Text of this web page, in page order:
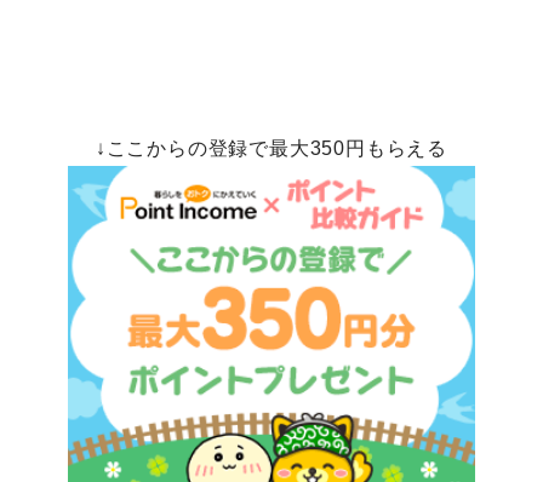
↓ここからの登録で最大350円もらえる